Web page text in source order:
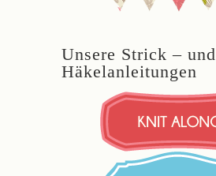
Unsere Strick – und
Häkelanleitungen